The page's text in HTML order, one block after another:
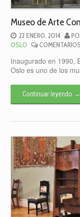
Museo de Arte
22 ENERO, 2014
OSLO
Inaugurado en 1990,
Oslo es uno de los
Continuar leyendo →